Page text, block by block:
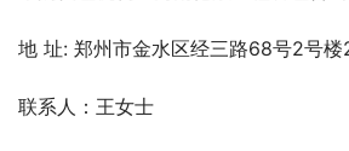
地 址: 郑州市金水区经三路68号2号楼
联系人：王女士